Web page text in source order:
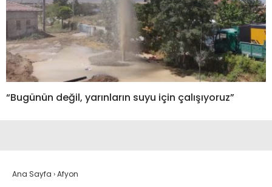
“Bugünün değil, yarınların suyu için çalışıyoruz”
Ana Sayfa ›Afyon